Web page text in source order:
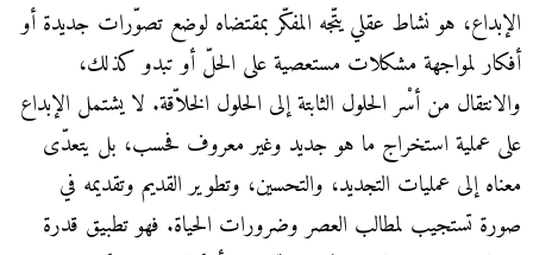
الإبداع، هو نشاط عقلي يتّجه المفكّر بمقتضاه لوضع تصوّرات جديدة أو
أفكار لمواجهة مشكلات مستعصية على الحلّ أو تبدو كذلك،
والانتقال من أسْر الحلول الثابتة إلى الحلول الخلاّقة. لا يشتمل الإبداع
على عملية استخراج ما هو جديد وغير معروف فحسب، بل يتعدّى
معناه إلى عمليات التجديد، والتحسين، وتطوير القديم وتقديمه في
صورة تستجيب لمطالب العصر وضرورات الحياة. فهو تطبيق قدرة